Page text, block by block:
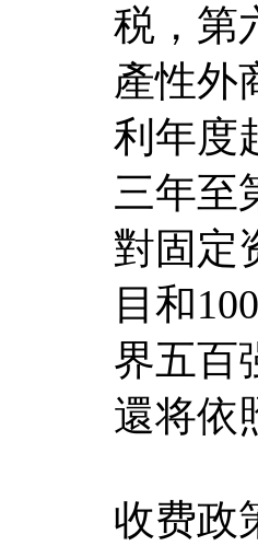
税，第
產性外
利年度
三年至
對固定
目和
界五百
還将依
收费政